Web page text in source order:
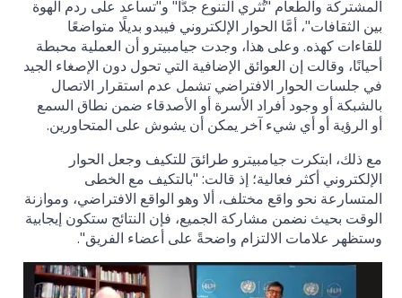
المشتركة والطعام "تُثري التنوع جدًّا" و"تساعد على ردم الهوة
بين الثقافات"، أمَّا الحوار الإلكتروني فيبدو بديلًا متواضعًا
للقاءات كهذه. وعلى هذا، وجدت جيامبيترو أن العملية محبطة
أحيانًا، وقالت إن العوائق الإضافية التي تحول دون الإصغاء الجيد
في جلسات الحوار الافتراضي تشمل عدم استقرار الاتصال
بالشبكة أو وجود أفراد الأسرة أو الأصدقاء ضمن نطاق السمع
أو الرؤية أو أي شيء آخر يمكن أن يشوش على المتحاورين.
مع ذلك، ابتكرت جيامبيترو طرائقَ للتكيف وجعل الحوار
الإلكتروني أكثر فعالية؛ إذ قالت: "بالتكيف مع الخطى
المتسارعة نحو واقع مختلف، ألا وهو الواقع الافتراضي، وموازنة
الوقت بحيث نضمن مشاركة الجميع، فإن النتائج ستكون إيجابية
وستظهر علامات الالتزام واضحةً على أعضاء الفريق".